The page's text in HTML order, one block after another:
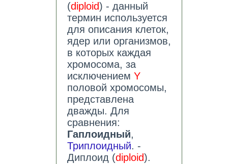
(diploid) - данный
термин используется
для описания клеток,
ядер или организмов,
в которых каждая
хромосома, за
исключением Y
половой хромосомы,
представлена
дважды. Для
сравнения:
Гаплоидный,
Триплоидный. -
Диплоид (diploid).